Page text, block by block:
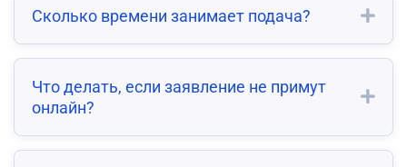
Сколько времени занимает подача?
Что делать, если заявление не примут
онлайн?